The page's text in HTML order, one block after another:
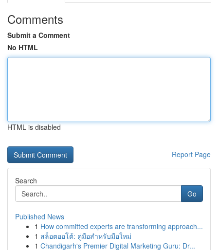
Comments
Submit a Comment
No HTML
HTML is disabled
Report Page
Search
Go
Published News
1 How committed experts are transforming approach...
1 สล็อตออโต้: คู่มือสำหรับมือใหม่
1 Chandigarh's Premier Digital Marketing Guru: Dr...